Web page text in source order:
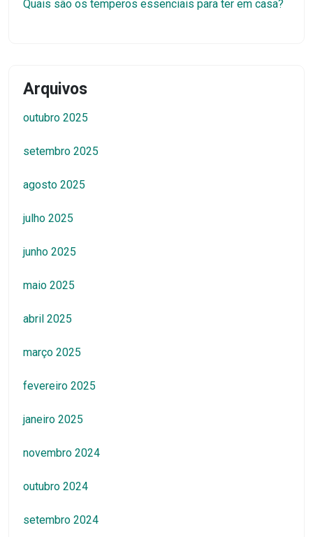
Quais são os temperos essenciais para ter em casa?
Arquivos
outubro 2025
setembro 2025
agosto 2025
julho 2025
junho 2025
maio 2025
abril 2025
março 2025
fevereiro 2025
janeiro 2025
novembro 2024
outubro 2024
setembro 2024